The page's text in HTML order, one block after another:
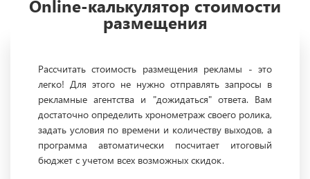
Online-калькулятор стоимости
размещения
Рассчитать стоимость размещения рекламы - это
легко! Для этого не нужно отправлять запросы в
рекламные агентства и "дожидаться" ответа. Вам
достаточно определить хронометраж своего ролика,
задать условия по времени и количеству выходов, а
программа автоматически посчитает итоговый
бюджет с учетом всех возможных скидок.